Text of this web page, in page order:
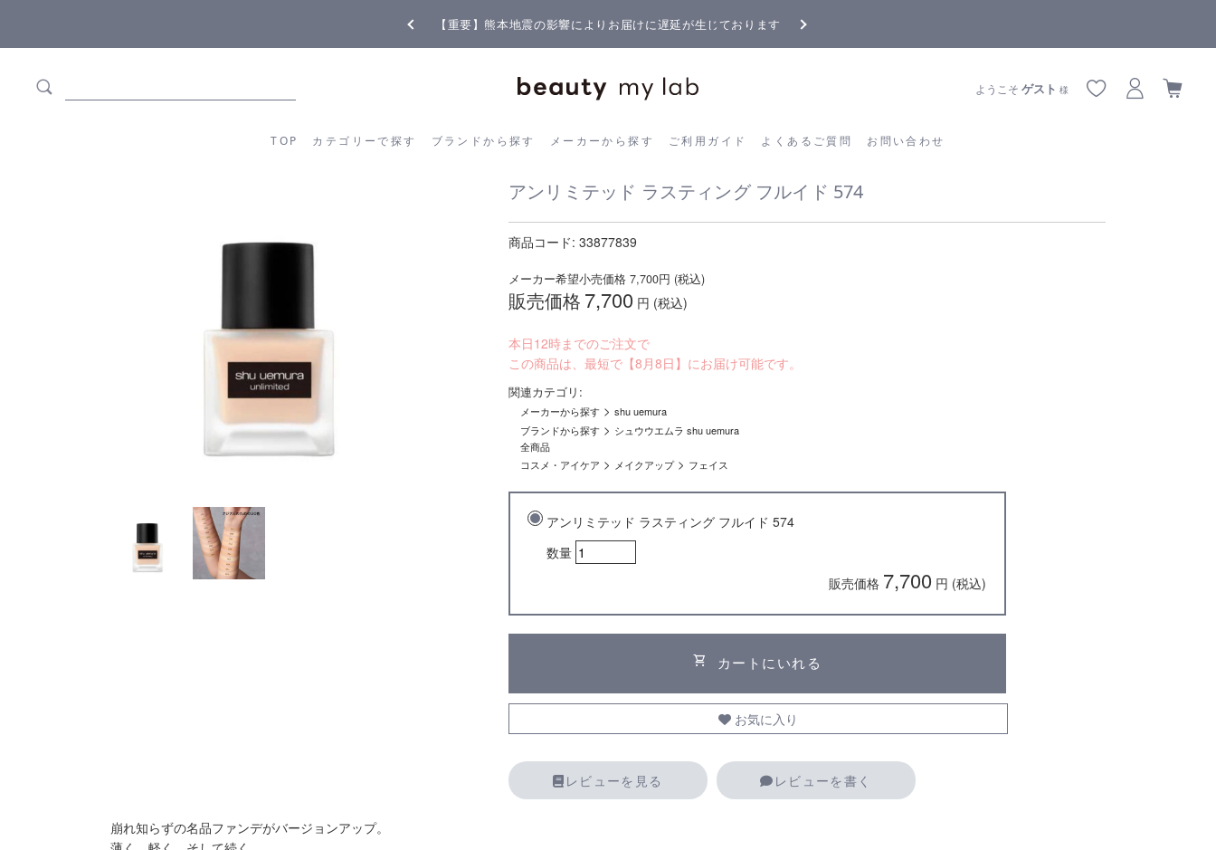
【重要】熊本地震の影響によりお届けに遅延が生じております
TOP カテゴリーで探す ブランドから探す メーカーから探す ご利用ガイド よくあるご質問 お問い合わせ
ようこそゲスト 様
カテゴリーから探す ブランドから探す メーカーから探す ご利用ガイド よくあるご質問
アンリミテッド ラスティング フルイド 574
商品コード: 33877839
メーカー希望小売価格 7,700円 (税込)
販売価格 7,700 円 (税込)
本日12時までのご注文で
この商品は、最短で【8月8日】にお届け可能です。
関連カテゴリ:
メーカーから探す >shu uemura
ブランドから探す > シュウウエムラ shu uemura
全商品
コスメ・アイケア > メイクアップ> フェイス
アンリミテッド ラスティング フルイド 574
数量
販売価格 7,700 円 (税込)
shopping_cart カートにいれる
お気に入り
レビューを見る レビューを書く
崩れ知らずの名品ファンデがバージョンアップ。